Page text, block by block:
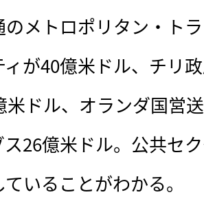
のメトロポリタン・ト
ィが40億米ドル、チリ
米ドル、オランダ国営
ス26億米ドル。公共セ
いることがわかる。